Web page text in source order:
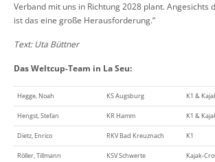
Verband mit uns in Richtung 2028 plant. Angesichts
ist das eine große Herausforderung.“
Text: Uta Büttner
Das Weltcup-Team in La Seu:
Hegge, Noah KS Augsburg K1 &
Hengst, Stefan KR Hamm K1 &
Dietz, Enrico RKV Bad Kreuznach K1
Röller, Tillmann KSV Schwerte Kajak-